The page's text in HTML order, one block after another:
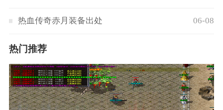
热血传奇赤月装备出处 06-08
热门推荐